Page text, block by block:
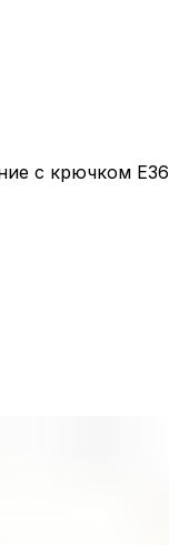
с крючком E36